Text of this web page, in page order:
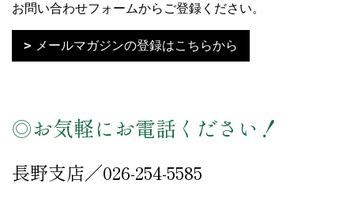
お問い合わせフォームからご登録ください。
メールマガジンの登録はこちらから
◎お気軽にお電話ください！
長野支店／026-254-5585